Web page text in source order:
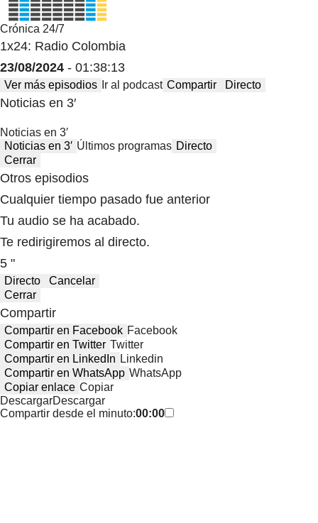
Crónica 24/7
1x24: Radio Colombia
23/08/2024 - 01:38:13
Ver más episodios Ir al podcast Compartir Directo
Noticias en 3′
Noticias en 3′
Noticias en 3′ Últimos programas Directo
Cerrar
Otros episodios
Cualquier tiempo pasado fue anterior
Tu audio se ha acabado.
Te redirigiremos al directo.
5 "
Directo
Cancelar
Cerrar
Compartir
Compartir en Facebook Facebook
Compartir en Twitter Twitter
Compartir en LinkedIn Linkedin
Compartir en WhatsApp WhatsApp
Copiar enlace Copiar
DescargarDescargar
Compartir desde el minuto:00:00